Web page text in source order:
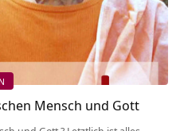
Mensch und Gott